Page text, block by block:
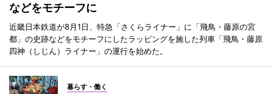
などをモチーフに
近畿日本鉄道が8月1日、特急「さくらライナー」に「飛鳥・藤原の宮
都」の史跡などをモチーフにしたラッピングを施した列車「飛鳥・藤原
四神（しじん）ライナー」の運行を始めた。
暮らす・働く